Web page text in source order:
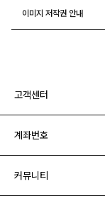
이미지 저작권 안내
고객센터
계좌번호
커뮤니티